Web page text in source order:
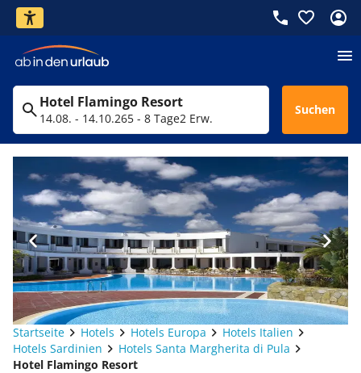
Hotel Flamingo Resort
14.08. - 14.10.265 - 8 Tage2 Erw.
Suchen
Startseite Hotels Hotels Europa
Hotels Italien
Hotels Sardinien
Hotels Santa Margherita di Pula
Hotel Flamingo Resort